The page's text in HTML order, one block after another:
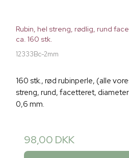
Rubin, hel streng, rødlig, rund
ca. 160 stk.
12333Bc-2mm
160 stk., rød rubinperle, (alle
streng, rund, facetteret,
0,6 mm.
98,00 DKK